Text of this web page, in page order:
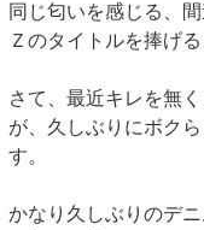
同じ匂いを感じる、
Ｚのタイトルを捧げる
さて、最近キレを無
が、久しぶりにボク
す。
かなり久しぶりのデ